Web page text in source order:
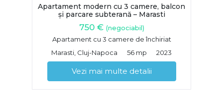
Apartament modern cu 3 camere, balcon
și parcare subterană – Marasti
750 € (negociabil)
Apartament cu 3 camere de închiriat
Marasti, Cluj-Napoca
56 mp 2023
Vezi mai multe detalii